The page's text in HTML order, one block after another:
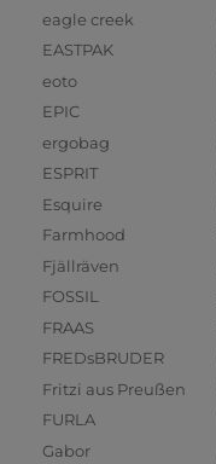
eagle creek
EASTPAK
eoto
EPIC
ergobag
ESPRIT
Esquire
Farmhood
Fjällräven
FOSSIL
FRAAS
FREDsBRUDER
Fritzi aus Preußen
FURLA
Gabor